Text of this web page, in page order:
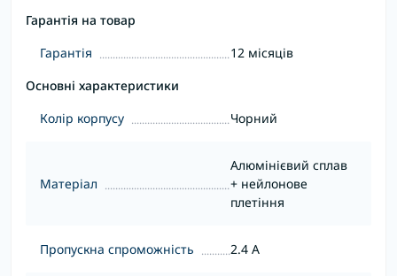
Гарантія на товар
Гарантія
12 місяців
Основні характеристики
Колір корпусу
Чорний
Матеріал
Алюмінієвий сплав
+ нейлонове
плетіння
Пропускна спроможність 2.4 А